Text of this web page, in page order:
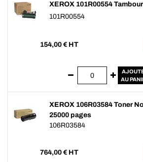
XEROX 101R00554
101R00554
154,00 € HT
AU
XEROX 106R03584 Toner
25000 pages
106R03584
764,00 € HT